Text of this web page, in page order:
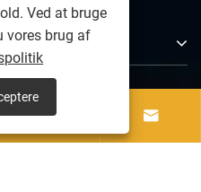
 
Ved at bruge
vores brug af